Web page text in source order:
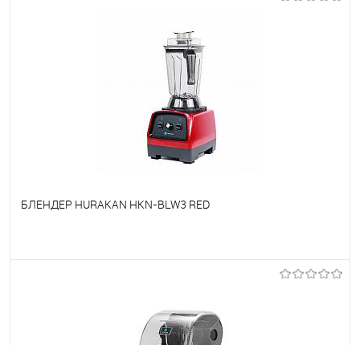
БЛЕНДЕР HURAKAN HKN-BLW3 RED